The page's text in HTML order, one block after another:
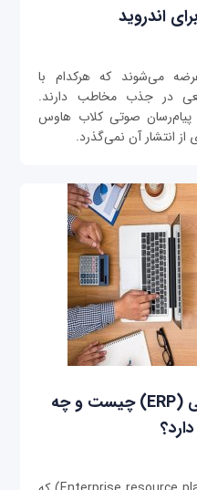
اندروید
می‌شوند که هرکدام با
در جذب مخاطب دارند.
پیام‌رسان صوتی کلاب هاوس
برنامه‌ریزی منابع سازمانی (ERP) چیست و چه